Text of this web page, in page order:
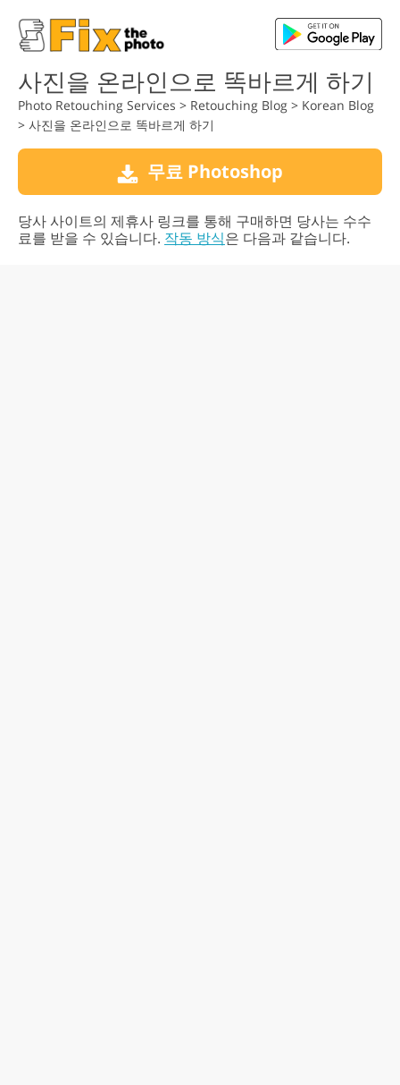
사진을 온라인으로 똑바르게 하기
Photo Retouching Services > Retouching Blog > Korean Blog
> 사진을 온라인으로 똑바르게 하기
무료 Photoshop
당사 사이트의 제휴사 링크를 통해 구매하면 당사는 수수
료를 받을 수 있습니다. 작동 방식은 다음과 같습니다.